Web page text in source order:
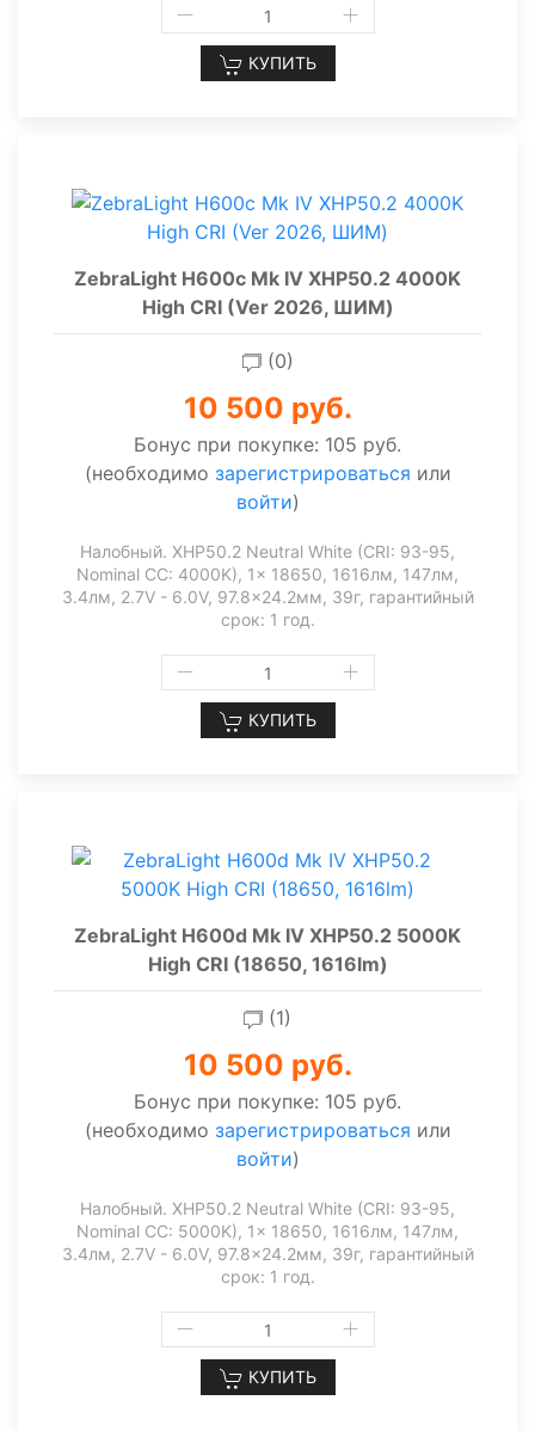
КУПИТЬ
ZebraLight H600c Mk IV XHP50.2 4000K
High CRI (Ver 2026, ШИМ)
(0)
10 500 руб.
Бонус при покупке: 105 руб.
(необходимо зарегистрироваться или
войти)
Налобный. XHP50.2 Neutral White (CRI: 93-95,
Nominal CC: 4000K), 1x 18650, 1616лм, 147лм,
3.4лм, 2.7V - 6.0V, 97.8x24.2мм, 39г, гарантийный
срок: 1 год.
КУПИТЬ
ZebraLight H600d Mk IV XHP50.2 5000K
High CRI (18650, 1616lm)
(1)
10 500 руб.
Бонус при покупке: 105 руб.
(необходимо зарегистрироваться или
войти)
Налобный. XHP50.2 Neutral White (CRI: 93-95,
Nominal CC: 5000K), 1x 18650, 1616лм, 147лм,
3.4лм, 2.7V - 6.0V, 97.8x24.2мм, 39г, гарантийный
срок: 1 год.
КУПИТЬ